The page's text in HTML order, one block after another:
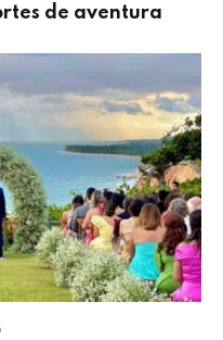
de aventura